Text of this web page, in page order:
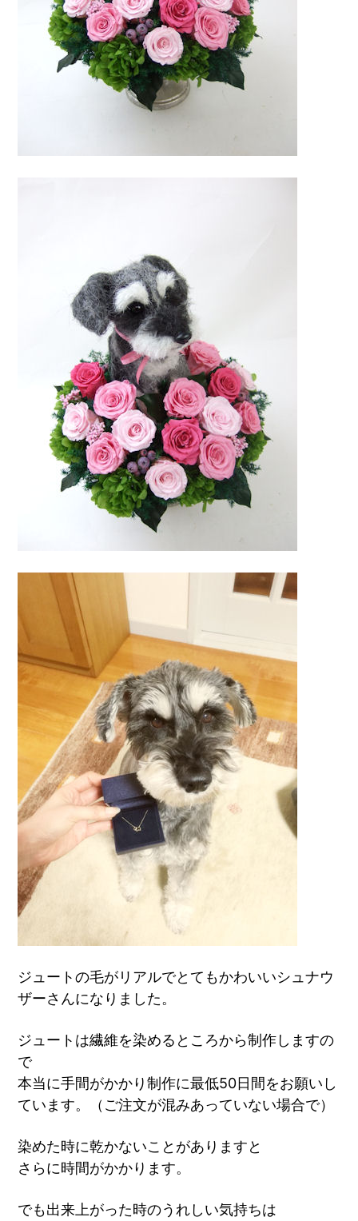
ジュートの毛がリアルでとてもかわいいシュナウ
ザーさんになりました。
ジュートは繊維を染めるところから制作しますの
で
本当に手間がかかり制作に最低50日間をお願いし
ています。（ご注文が混みあっていない場合で）
染めた時に乾かないことがありますと
さらに時間がかかります。
でも出来上がった時のうれしい気持ちは